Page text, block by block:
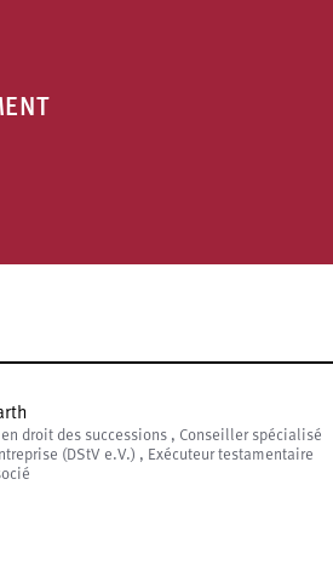
droit des successions , Conseiller spécialisé
(DStV e.V.) , Exécuteur testamentaire